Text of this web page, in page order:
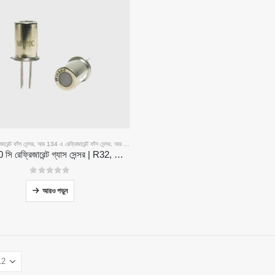
ফাঁস সেন্সর, আর 134 এ রেফ্রিজারেন্ট ফাঁস সেন্সর, আর 290 রেফ্রিজারেন্ট ফাঁস সেন্সর
এমপি 510 সি রেফ্রিজারেন্ট গ্যাস সেন্সর | R32, R134A, R410A, R290 এর জন্য উচ্চ সংবেদনশীলতা ফ্রেইন ফাঁস সনাক্তকরণ
05 এর মধ্যে
আরও পড়ুন